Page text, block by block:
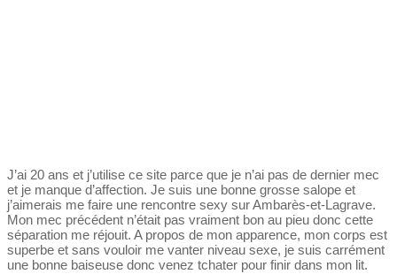
J’ai 20 ans et j’utilise ce site parce que je n’ai pas de dernier mec
et je manque d’affection. Je suis une bonne grosse salope et
j’aimerais me faire une rencontre sexy sur Ambarès-et-Lagrave.
Mon mec précédent n’était pas vraiment bon au pieu donc cette
séparation me réjouit. A propos de mon apparence, mon corps est
superbe et sans vouloir me vanter niveau sexe, je suis carrément
une bonne baiseuse donc venez tchater pour finir dans mon lit.